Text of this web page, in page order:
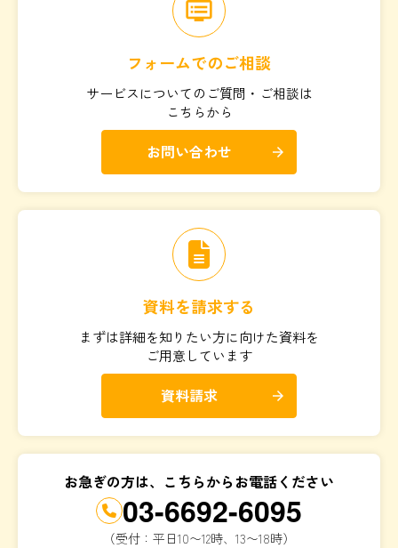
dvr
フォームでのご相談
サービスについてのご質問・ご相談は
こちらから
お問い合わせ arrow_forward
資料を請求する
まずは詳細を知りたい方に向けた資料を
ご用意しています
資料請求 arrow_forward
お急ぎの方は、こちらからお電話ください
03-6692-6095
（受付：平日10〜12時、13〜18時）